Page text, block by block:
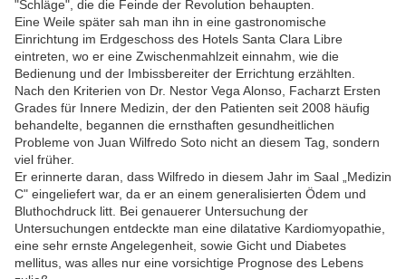
"Schläge", die die Feinde der Revolution behaupten.
Eine Weile später sah man ihn in eine gastronomische
Einrichtung im Erdgeschoss des Hotels Santa Clara Libre
eintreten, wo er eine Zwischenmahlzeit einnahm, wie die
Bedienung und der Imbissbereiter der Errichtung erzählten.
Nach den Kriterien von Dr. Nestor Vega Alonso, Facharzt Ersten
Grades für Innere Medizin, der den Patienten seit 2008 häufig
behandelte, begannen die ernsthaften gesundheitlichen
Probleme von Juan Wilfredo Soto nicht an diesem Tag, sondern
viel früher.
Er erinnerte daran, dass Wilfredo in diesem Jahr im Saal „Medizin
C" eingeliefert war, da er an einem generalisierten Ödem und
Bluthochdruck litt. Bei genauerer Untersuchung der
Untersuchungen entdeckte man eine dilatative Kardiomyopathie,
eine sehr ernste Angelegenheit, sowie Gicht und Diabetes
mellitus, was alles nur eine vorsichtige Prognose des Lebens